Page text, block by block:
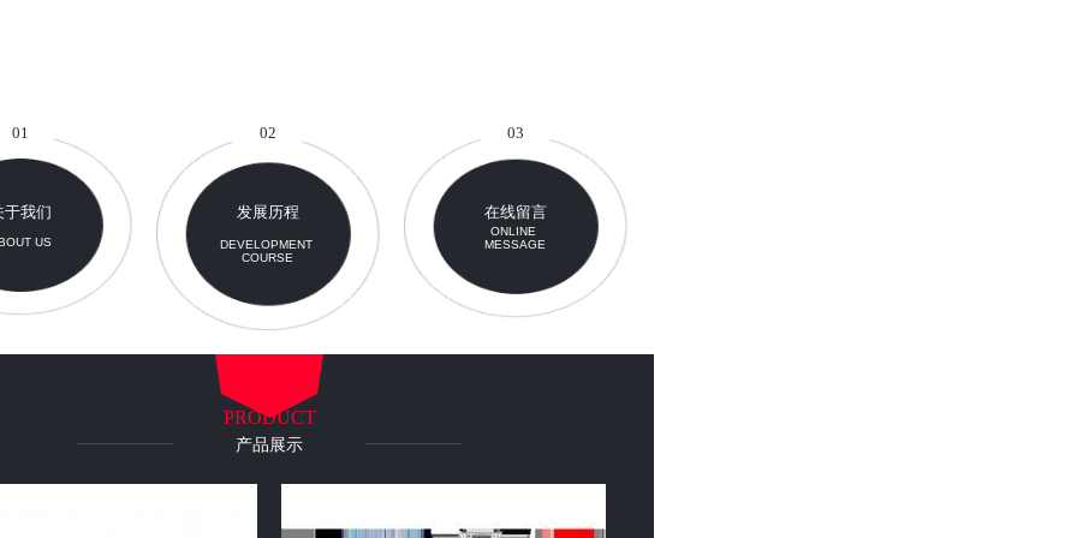
01
于我们
US
02
发展历程
DEVELOPMENT
COURSE
03
在线留言
ONLINE
MESSAGE
PRODUCT
产品展示